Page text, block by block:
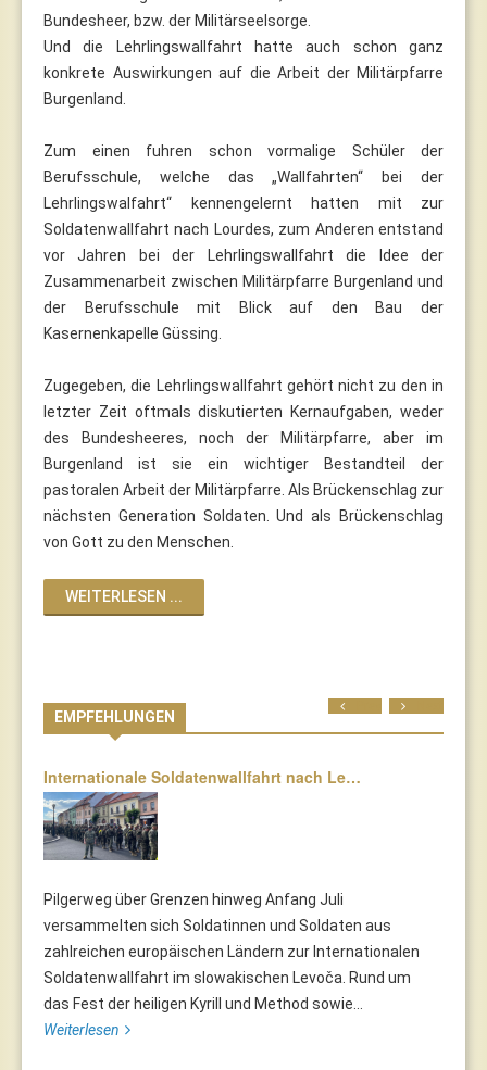
Bundesheer, bzw. der Militärseelsorge.
Und die Lehrlingswallfahrt hatte auch schon ganz
konkrete Auswirkungen auf die Arbeit der Militärpfarre
Burgenland.
Zum einen fuhren schon vormalige Schüler der
Berufsschule, welche das „Wallfahrten“ bei der
Lehrlingswalfahrt“ kennengelernt hatten mit zur
Soldatenwallfahrt nach Lourdes, zum Anderen entstand
vor Jahren bei der Lehrlingswallfahrt die Idee der
Zusammenarbeit zwischen Militärpfarre Burgenland und
der Berufsschule mit Blick auf den Bau der
Kasernenkapelle Güssing.
Zugegeben, die Lehrlingswallfahrt gehört nicht zu den in
letzter Zeit oftmals diskutierten Kernaufgaben, weder
des Bundesheeres, noch der Militärpfarre, aber im
Burgenland ist sie ein wichtiger Bestandteil der
pastoralen Arbeit der Militärpfarre. Als Brückenschlag zur
nächsten Generation Soldaten. Und als Brückenschlag
von Gott zu den Menschen.
WEITERLESEN ...
EMPFEHLUNGEN
Internationale Soldatenwallfahrt nach Le…
Pilgerweg über Grenzen hinweg Anfang Juli
versammelten sich Soldatinnen und Soldaten aus
zahlreichen europäischen Ländern zur Internationalen
Soldatenwallfahrt im slowakischen Levoča. Rund um
das Fest der heiligen Kyrill und Method sowie...
Weiterlesen